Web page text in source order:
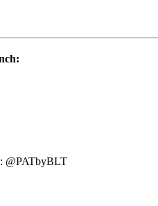
@PATbyBLT